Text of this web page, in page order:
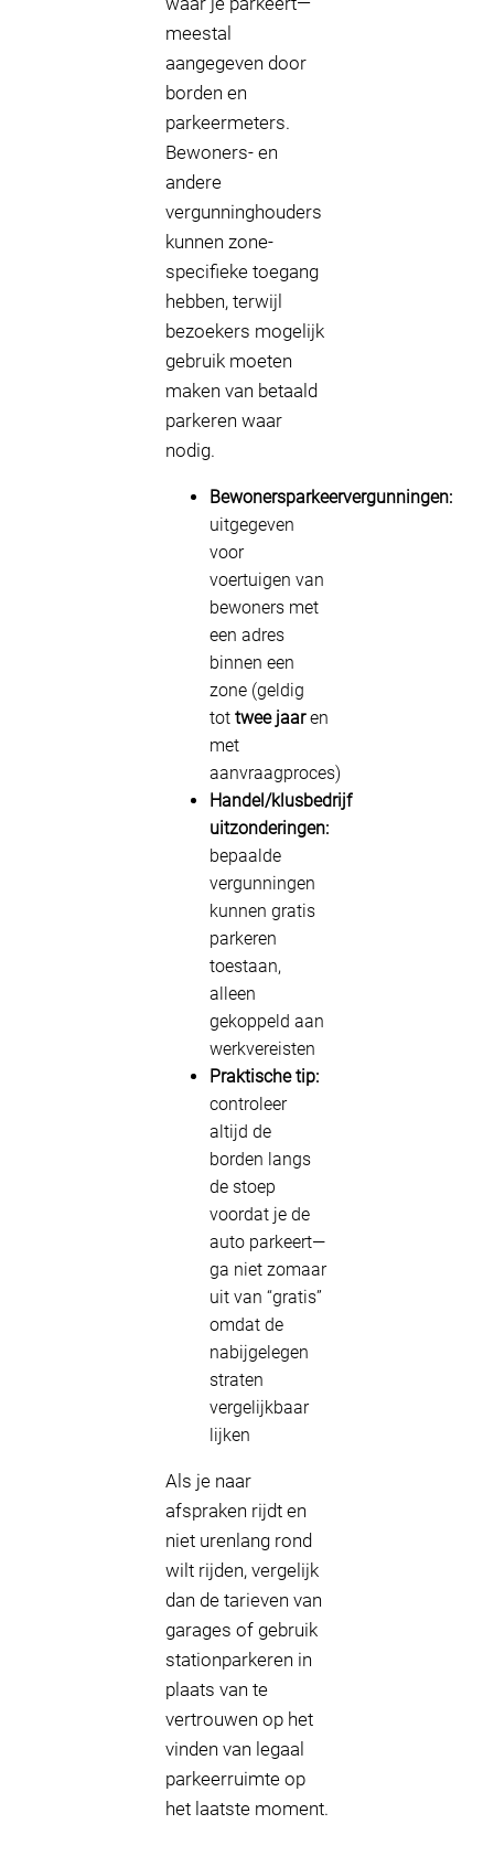
meestal
aangegeven door
borden en
parkeermeters.
Bewoners- en
andere
vergunninghouders
kunnen zone-
specifieke toegang
hebben, terwijl
bezoekers mogelijk
gebruik moeten
maken van betaald
parkeren waar
nodig.
Bewonersparkeervergunningen:
uitgegeven
voor
voertuigen van
bewoners met
een adres
binnen een
zone (geldig
tot twee jaaren
met
aanvraagproces)
Handel/klusbedrijf
uitzonderingen:
bepaalde
vergunningen
kunnen gratis
parkeren
toestaan,
alleen
gekoppeld aan
werkvereisten
Praktische tip:
controleer
altijd de
borden langs
de stoep
voordat je de
auto parkeert—
ga niet zomaar
uit van “gratis”
omdat de
nabijgelegen
straten
vergelijkbaar
lijken
Als je naar
afspraken rijdt en
niet urenlang rond
wilt rijden, vergelijk
dan de tarieven van
garages of gebruik
stationparkeren in
plaats van te
vertrouwen op het
vinden van legaal
parkeerruimte op
het laatste moment.